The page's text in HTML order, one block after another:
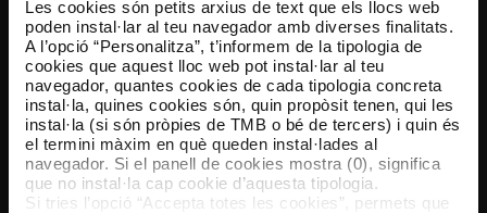
Les cookies són petits arxius de text que els llocs web
poden instal·lar al teu navegador amb diverses finalitats.
A l’opció “Personalitza”, t’informem de la tipologia de
cookies que aquest lloc web pot instal·lar al teu
navegador, quantes cookies de cada tipologia concreta
instal·la, quines cookies són, quin propòsit tenen, qui les
instal·la (si són pròpies de TMB o bé de tercers) i quin és
el termini màxim en què queden instal·lades al
navegador. Si el panell de cookies mostra (0), significa
que no instal·la cap cookie d’aquesta tipologia.
Si tries l’opció “Accepta totes les cookies”, permets que
TMB App
Descarrega’t TMB App i compra els teus bitllets
App Store Google Play